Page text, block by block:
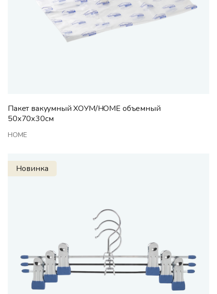
Пакет вакуумный ХОУМ/HOME объемный
50х70х30см
HOME
Новинка